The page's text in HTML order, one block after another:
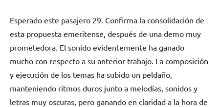
Esperado este pasajero 29. Confirma la consolidación de
esta propuesta emeritense, después de una demo muy
prometedora. El sonido evidentemente ha ganado
mucho con respecto a su anterior trabajo. La composición
y ejecución de los temas ha subido un peldaño,
manteniendo ritmos duros junto a melodías, sonidos y
letras muy oscuras, pero ganando en claridad a la hora de